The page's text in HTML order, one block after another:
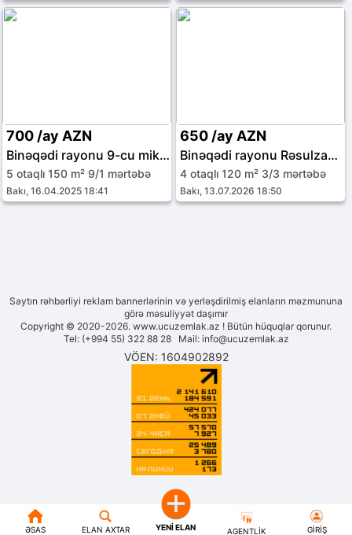
700 /ay AZN
Binəqədi rayonu 9-cu mikrorayon
5 otaqlı 150 m² 9/1 mərtəbə
Bakı, 16.04.2025 18:41
650 /ay AZN
Binəqədi rayonu Rəsulzadə qəs.
4 otaqlı 120 m² 3/3 mərtəbə
Bakı, 13.07.2026 18:50
ƏSAS ELAN AXTAR YENI ELAN AGENTLIK GIRIŞ
Saytın rəhbərliyi reklam bannerlərinin və yerləşdirilmiş elanların məzmununa
görə məsuliyyət daşımır
Copyright © 2020-2026. www.ucuzemlak.az ! Bütün hüquqlar qorunur.
Tel: (+994 55) 322 88 28 Mail: info@ucuzemlak.az
VÖEN: 1604902892